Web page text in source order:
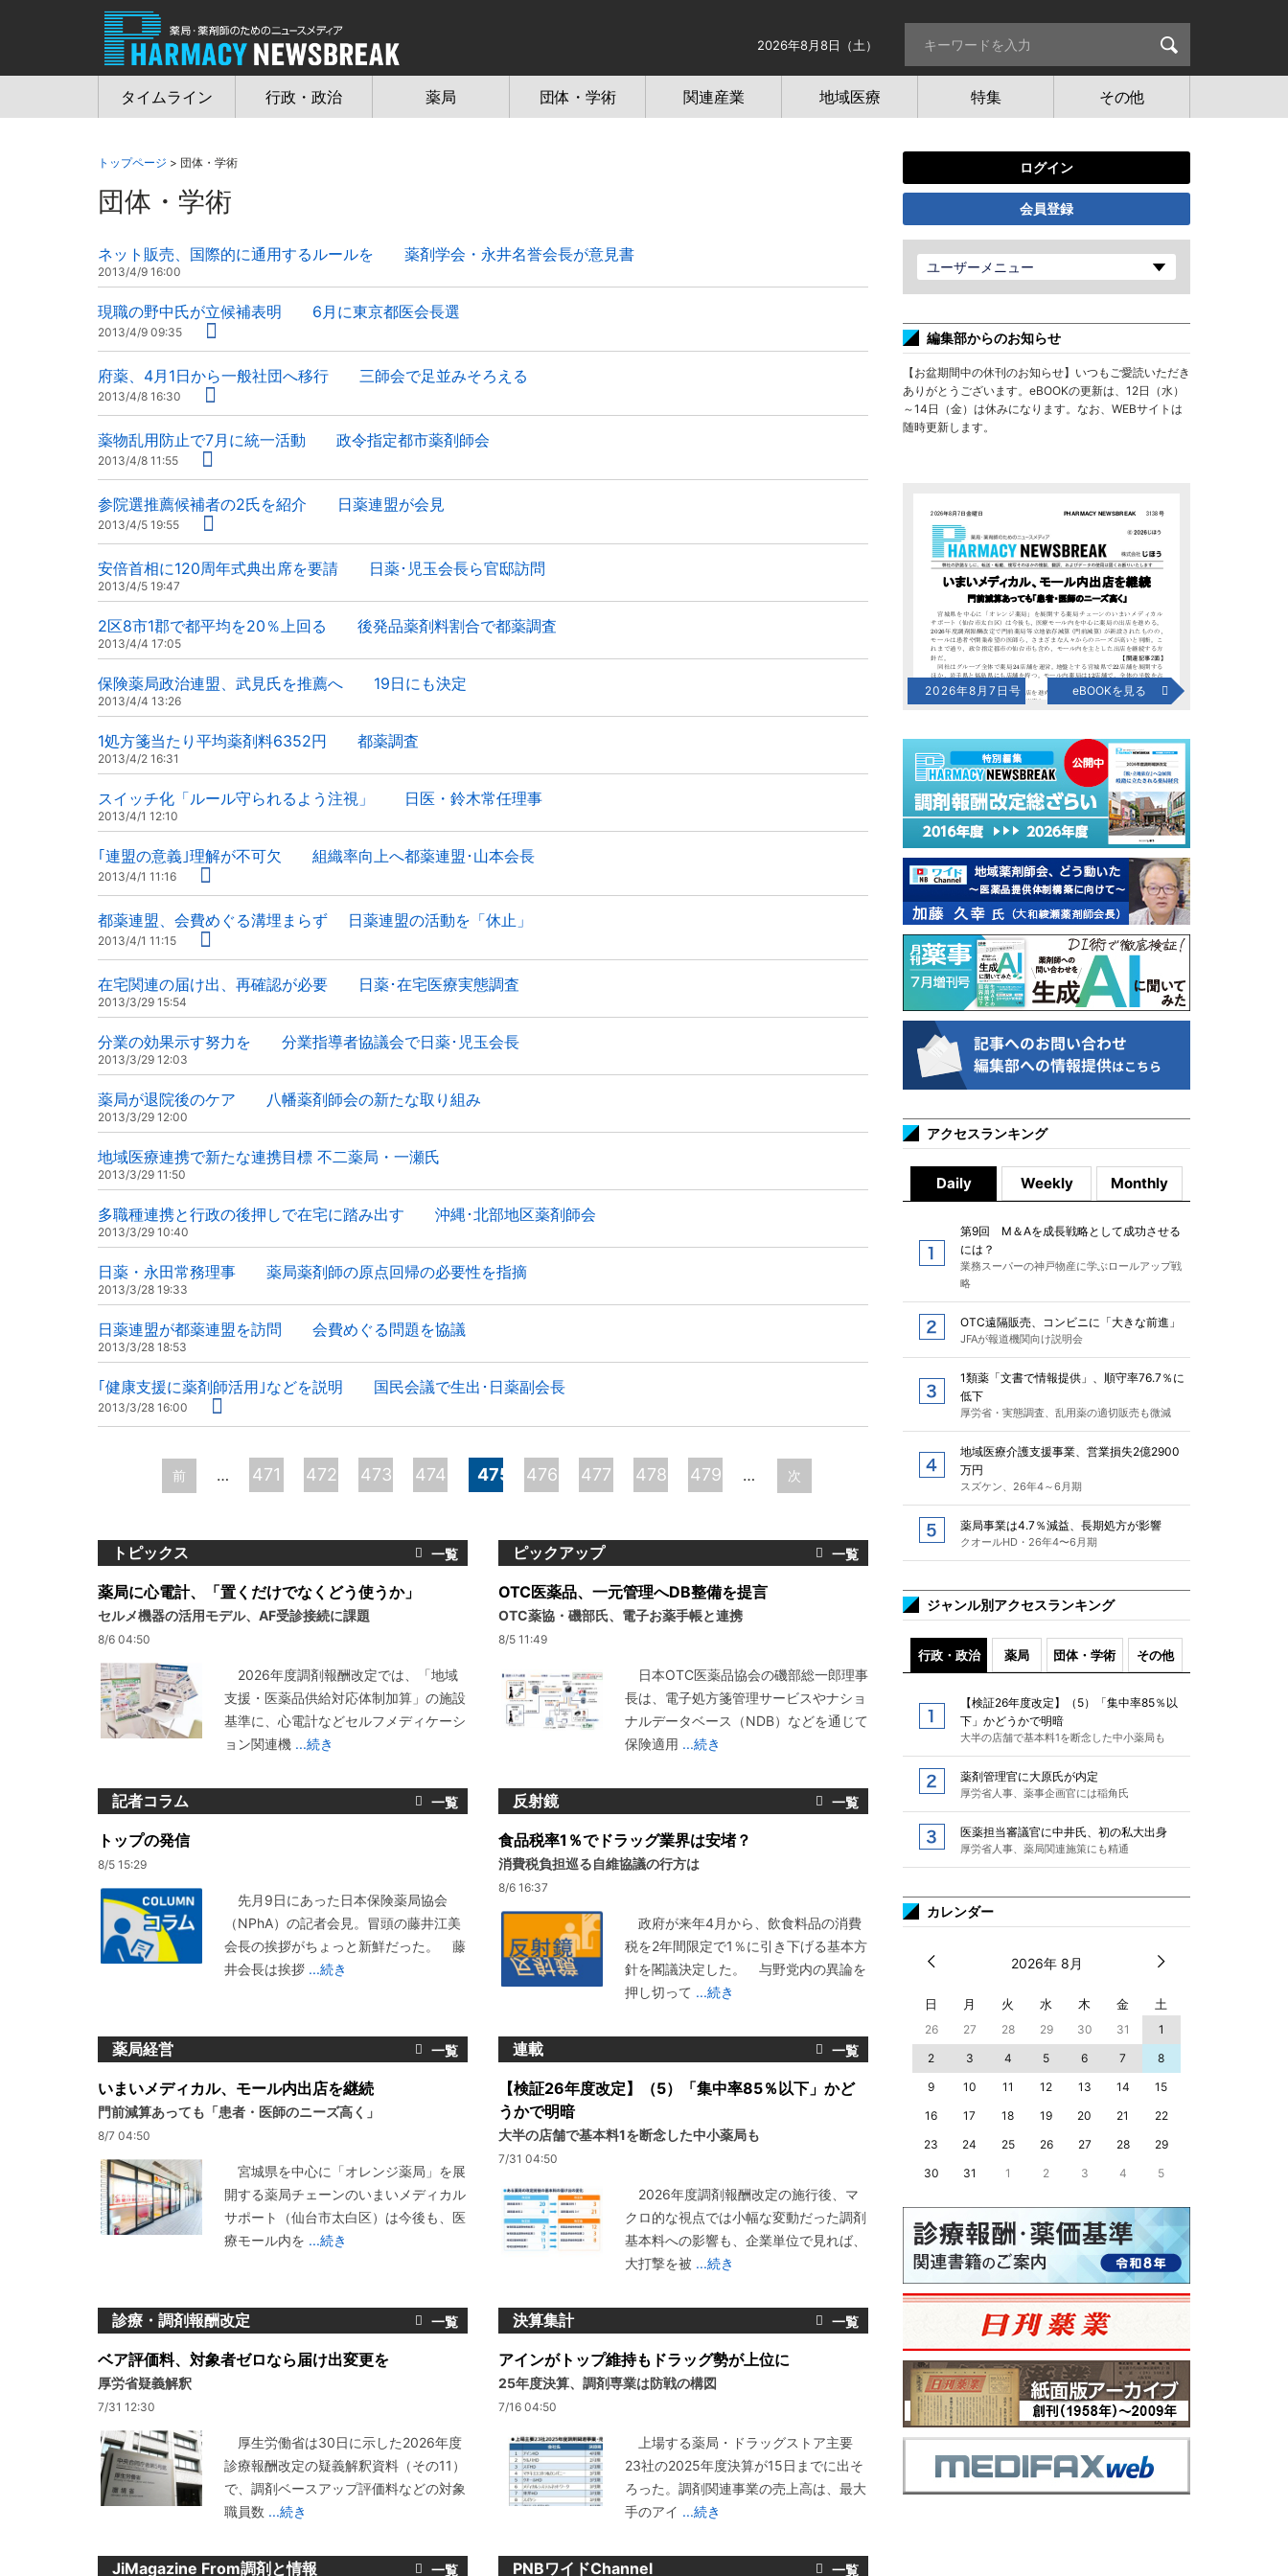
2026年8月8日（土）
タイムライン 行政・政治 薬局 団体・学術 関連産業 地域医療 特集 その他
トップページ > 団体・学術
団体・学術
ネット販売、国際的に通用するルールを 薬剤学会・永井名誉会長が意見書
2013/4/9 16:00
現職の野中氏が立候補表明 6月に東京都医会長選
2013/4/9 09:35
府薬、4月1日から一般社団へ移行 三師会で足並みそろえる
2013/4/8 16:30
薬物乱用防止で7月に統一活動 政令指定都市薬剤師会
2013/4/8 11:55
参院選推薦候補者の2氏を紹介 日薬連盟が会見
2013/4/5 19:55
安倍首相に120周年式典出席を要請 日薬･児玉会長ら官邸訪問
2013/4/5 19:47
2区8市1郡で都平均を20％上回る 後発品薬剤料割合で都薬調査
2013/4/4 17:05
保険薬局政治連盟、武見氏を推薦へ 19日にも決定
2013/4/4 13:26
1処方箋当たり平均薬剤料6352円 都薬調査
2013/4/2 16:31
スイッチ化「ルール守られるよう注視」 日医・鈴木常任理事
2013/4/1 12:10
｢連盟の意義｣理解が不可欠 組織率向上へ都薬連盟･山本会長
2013/4/1 11:16
都薬連盟、会費めぐる溝埋まらず 日薬連盟の活動を「休止」
2013/4/1 11:15
在宅関連の届け出、再確認が必要 日薬･在宅医療実態調査
2013/3/29 15:54
分業の効果示す努力を 分業指導者協議会で日薬･児玉会長
2013/3/29 12:03
薬局が退院後のケア 八幡薬剤師会の新たな取り組み
2013/3/29 12:00
地域医療連携で新たな連携目標 不二薬局・一瀬氏
2013/3/29 11:50
多職種連携と行政の後押しで在宅に踏み出す 沖縄･北部地区薬剤師会
2013/3/29 10:40
日薬・永田常務理事 薬局薬剤師の原点回帰の必要性を指摘
2013/3/28 19:33
日薬連盟が都薬連盟を訪問 会費めぐる問題を協議
2013/3/28 18:53
｢健康支援に薬剤師活用｣などを説明 国民会議で生出･日薬副会長
2013/3/28 16:00
前 … 471 472 473 474 475 476 477 478 479 … 次
トピックス
薬局に心電計、「置くだけでなくどう使うか」
セルメ機器の活用モデル、AF受診接続に課題
8/6 04:50
2026年度調剤報酬改定では、「地域
支援・医薬品供給対応体制加算」の施設
基準に、心電計などセルフメディケーシ
ョン関連機 ...続き
ピックアップ
OTC医薬品、一元管理へDB整備を提言
OTC薬協・磯部氏、電子お薬手帳と連携
8/5 11:49
日本OTC医薬品協会の磯部総一郎理事
長は、電子処方箋管理サービスやナショ
ナルデータベース（NDB）などを通じて
保険適用 ...続き
記者コラム
トップの発信
8/5 15:29
先月9日にあった日本保険薬局協会
（NPhA）の記者会見。冒頭の藤井江美
会長の挨拶がちょっと新鮮だった。 藤
井会長は挨拶 ...続き
反射鏡
食品税率1％でドラッグ業界は安堵？
消費税負担巡る自維協議の行方は
8/6 16:37
政府が来年4月から、飲食料品の消費
税を2年間限定で1％に引き下げる基本方
針を閣議決定した。 与野党内の異論を
押し切って ...続き
薬局経営
いまいメディカル、モール内出店を継続
門前減算あっても「患者・医師のニーズ高く」
8/7 04:50
宮城県を中心に「オレンジ薬局」を展
開する薬局チェーンのいまいメディカル
サポート（仙台市太白区）は今後も、医
療モール内を ...続き
連載
【検証26年度改定】（5）「集中率85％以下」かど
うかで明暗
大半の店舗で基本料1を断念した中小薬局も
7/31 04:50
2026年度調剤報酬改定の施行後、マ
クロ的な視点では小幅な変動だった調剤
基本料への影響も、企業単位で見れば、
大打撃を被 ...続き
診療・調剤報酬改定
ベア評価料、対象者ゼロなら届け出変更を
厚労省疑義解釈
7/31 12:30
厚生労働省は30日に示した2026年度
診療報酬改定の疑義解釈資料（その11）
で、調剤ベースアップ評価料などの対象
職員数 ...続き
決算集計
アインがトップ維持もドラッグ勢が上位に
25年度決算、調剤専業は防戦の構図
7/16 04:50
上場する薬局・ドラッグストア主要
23社の2025年度決算が15日までに出そ
ろった。調剤関連事業の売上高は、最大
手のアイ ...続き
JiMagazine From調剤と情報 PNBワイドChannel
ログイン
会員登録
ユーザーメニュー
編集部からのお知らせ
【お盆期間中の休刊のお知らせ】いつもご愛読いただき
ありがとうございます。eBOOKの更新は、12日（水）
～14日（金）は休みになります。なお、WEBサイトは
随時更新します。
2026年8月7日号 eBOOKを見る
アクセスランキング
Daily Weekly Monthly
第9回 M＆Aを成長戦略として成功させる
には？
業務スーパーの神戸物産に学ぶロールアップ戦
略
OTC遠隔販売、コンビニに「大きな前進」
JFAが報道機関向け説明会
1類薬「文書で情報提供」、順守率76.7％に
低下
厚労省・実態調査、乱用薬の適切販売も微減
地域医療介護支援事業、営業損失2億2900
万円
スズケン、26年4～6月期
薬局事業は4.7％減益、長期処方が影響
クオールHD・26年4〜6月期
ジャンル別アクセスランキング
行政・政治 薬局 団体・学術 その他
【検証26年度改定】（5）「集中率85％以
下」かどうかで明暗
大半の店舗で基本料1を断念した中小薬局も
薬剤管理官に大原氏が内定
厚労省人事、薬事企画官には稲角氏
医薬担当審議官に中井氏、初の私大出身
厚労省人事、薬局関連施策にも精通
カレンダー
2026年 8月
日 月 火 水 木 金 土
26 27 28 29 30 31
1
2
3 4 5 6 7
8
9
10 11 12 13 14
15
16
17 18 19 20 21
22
23
24 25 26 27 28
29
30
31 1 2 3 4 5